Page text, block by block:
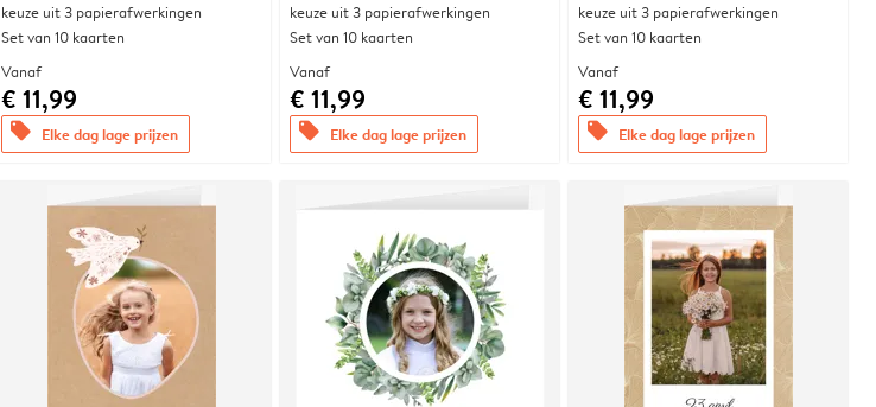
keuze uit 3 papierafwerkingen
Set van 10 kaarten
Vanaf
€ 11,99
offers Elke dag lage prijzen
keuze uit 3 papierafwerkingen
Set van 10 kaarten
Vanaf
€ 11,99
offers Elke dag lage prijzen
keuze uit 3 papierafwerkingen
Set van 10 kaarten
Vanaf
€ 11,99
offers Elke dag lage prijzen